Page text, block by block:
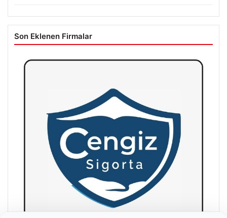
Son Eklenen Firmalar